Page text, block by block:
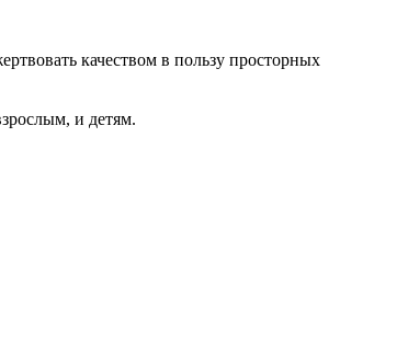
качеством в пользу просторных
и детям.